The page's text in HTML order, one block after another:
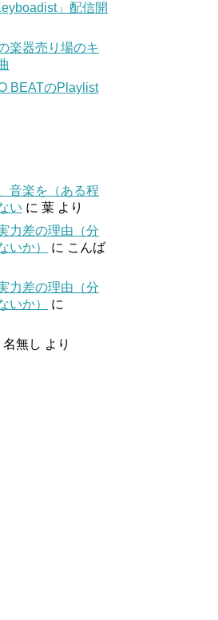
」配信開
楽器売り場のキ
BEATのPlaylist
音楽を（ある程
い に 葉 より
力差の理由（分
いか）
に こんば
力差の理由（分
いか）
に
名無し より